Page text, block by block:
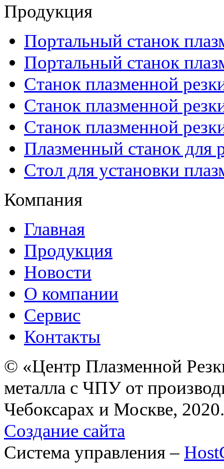
Продукция
Портальный станок
Портальный станок
Станок плазменной
Станок плазменной
Станок плазменной
Плазменный станок для
Стол для установки
Компания
Главная
Продукция
Новости
О компании
Сервис
Контакты
© «Центр Плазменной
металла с ЧПУ от
Чебоксарах и Москве, 2020.
Создание сайта
Система управления –